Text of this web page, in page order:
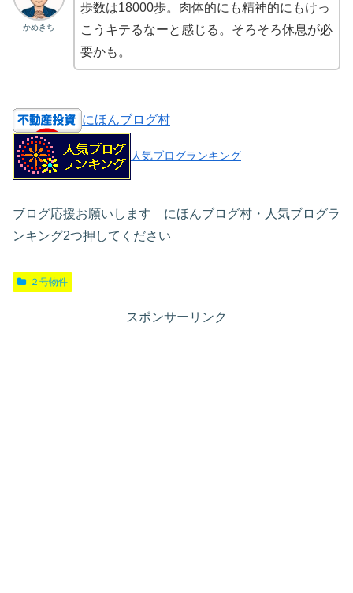
かめきち
歩数は18000歩。肉体的にも精神的にもけっ
こうキテるなーと感じる。そろそろ休息が必
要かも。
にほんブログ村
人気ブログランキング
ブログ応援お願いします にほんブログ村・人気ブログラ
ンキング2つ押してください
２号物件
スポンサーリンク